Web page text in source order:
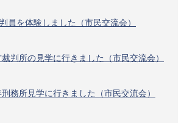
を体験しました（市民交流会）
判所の見学に行きました（市民交流会）
務所見学に行きました（市民交流会）